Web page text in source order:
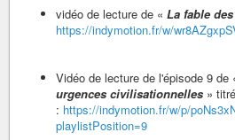
vidéo de lecture de « La fable
https://indymotion.fr/w/
Vidéo de lecture de l'épisode 9 de
urgences civilisationnelles »
: https://indymotion.fr/w/p/
playlistPosition=9